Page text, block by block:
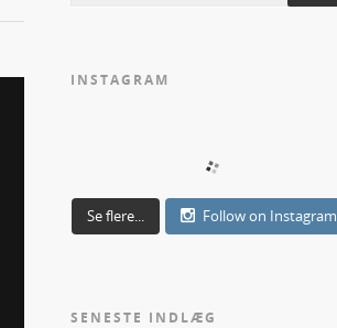
INSTAGRAM
Se flere... Follow on Instagram
SENESTE INDLÆG